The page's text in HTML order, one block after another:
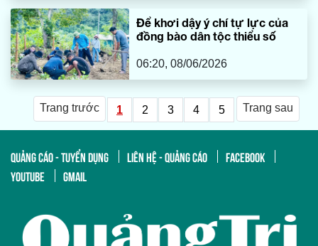
Để khơi dậy ý chí tự lực của
đồng bào dân tộc thiểu số
06:20, 08/06/2026
Trang trước 1 2 3 4 5 Trang sau
QUẢNG CÁO - TUYỂN DỤNG LIÊN HỆ - QUẢNG CÁO
FACEBOOK
YOUTUBE
GMAIL